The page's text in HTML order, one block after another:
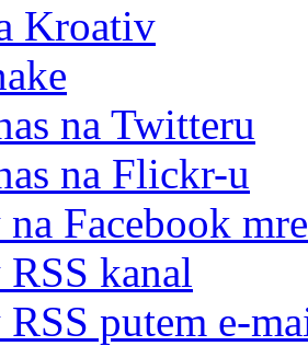
Kroativ
na Twitteru
na Flickr-u
Facebook
kanal
putem e-